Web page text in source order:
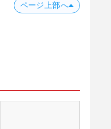
ページ上部へ